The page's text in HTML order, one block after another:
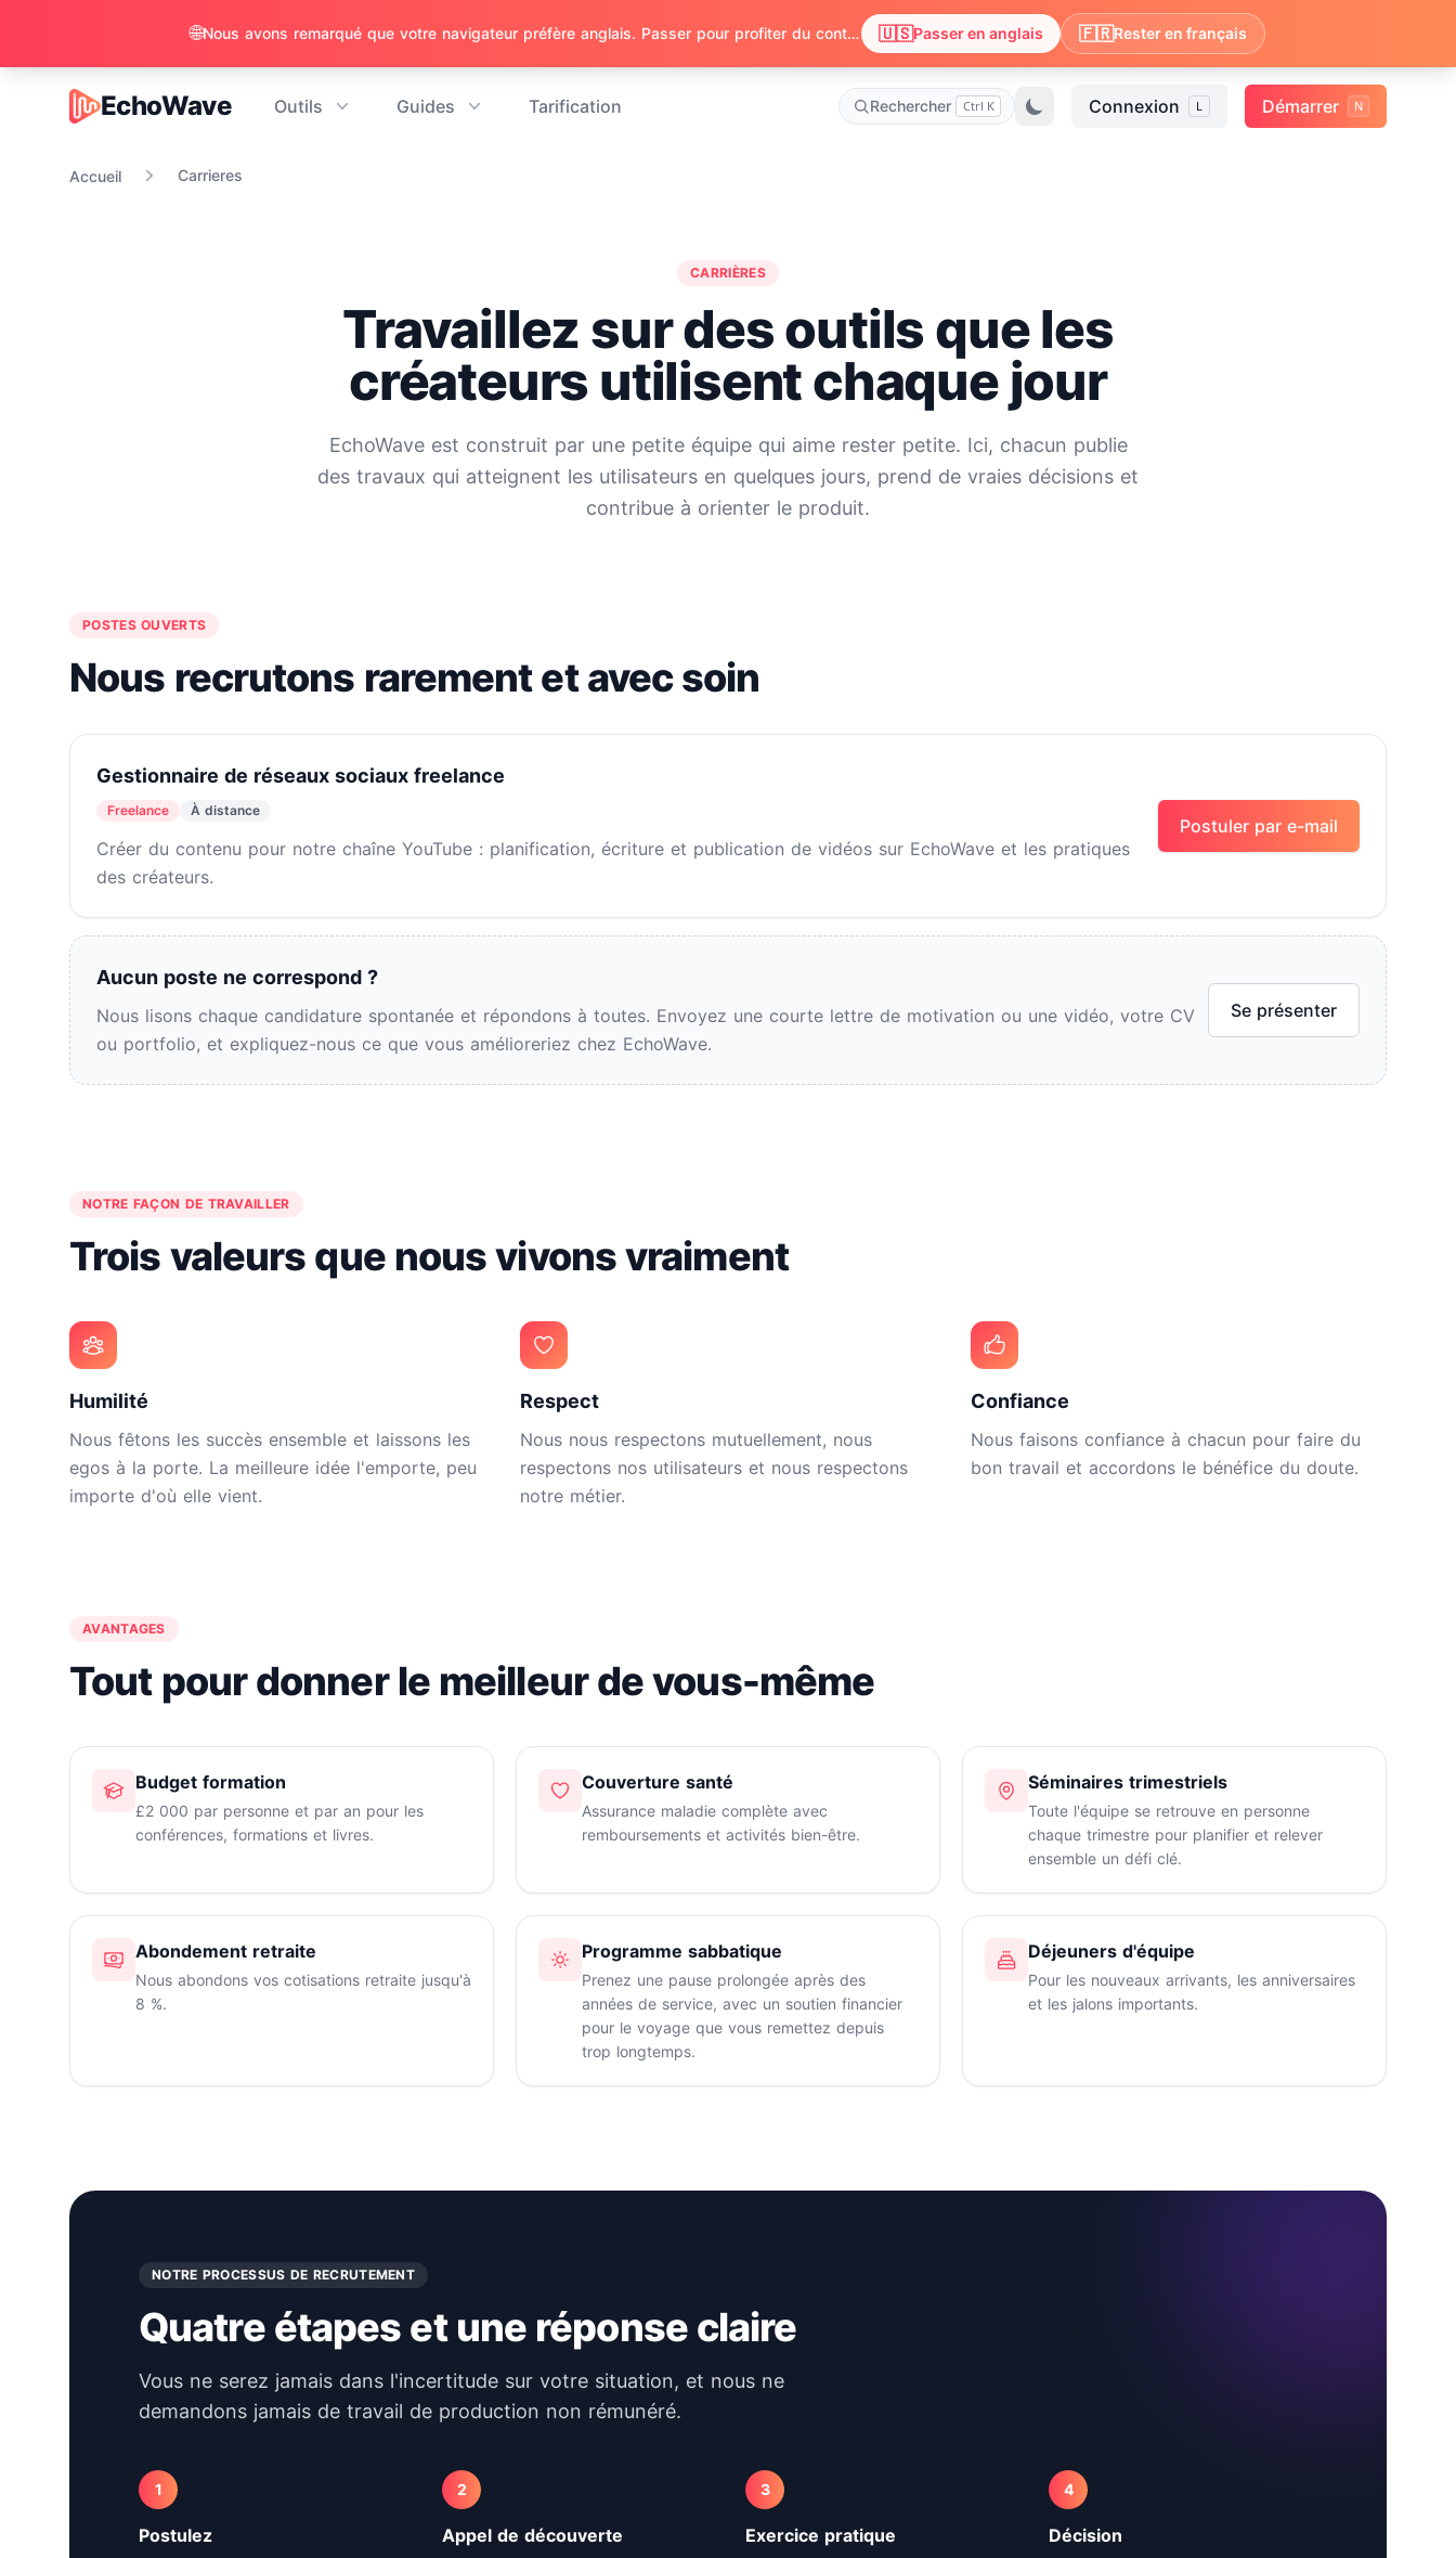
EchoWave
EchoWave Outils Guides Tarification Rechercher Ctrl K Connexion L Démarrer N
Accueil Carrieres
CARRIÈRES
Travaillez sur des outils que les
créateurs utilisent chaque jour
EchoWave est construit par une petite équipe qui aime rester petite. Ici, chacun publie
des travaux qui atteignent les utilisateurs en quelques jours, prend de vraies décisions et
contribue à orienter le produit.
POSTES OUVERTS
Nous recrutons rarement et avec soin
Gestionnaire de réseaux sociaux freelance
Freelance À distance
Créer du contenu pour notre chaîne YouTube : planification, écriture et publication de vidéos sur EchoWave et les pratiques
des créateurs.
Postuler par e-mail
Aucun poste ne correspond ?
Nous lisons chaque candidature spontanée et répondons à toutes. Envoyez une courte lettre de motivation ou une vidéo, votre CV
ou portfolio, et expliquez-nous ce que vous amélioreriez chez EchoWave.
Se présenter
NOTRE FAÇON DE TRAVAILLER
Trois valeurs que nous vivons vraiment
Humilité
Nous fêtons les succès ensemble et laissons les
egos à la porte. La meilleure idée l'emporte, peu
importe d'où elle vient.
Respect
Nous nous respectons mutuellement, nous
respectons nos utilisateurs et nous respectons
notre métier.
Confiance
Nous faisons confiance à chacun pour faire du
bon travail et accordons le bénéfice du doute.
AVANTAGES
Tout pour donner le meilleur de vous-même
Budget formation
£2 000 par personne et par an pour les
conférences, formations et livres.
Couverture santé
Assurance maladie complète avec
remboursements et activités bien-être.
Séminaires trimestriels
Toute l'équipe se retrouve en personne
chaque trimestre pour planifier et relever
ensemble un défi clé.
Abondement retraite
Nous abondons vos cotisations retraite jusqu'à
8 %.
Programme sabbatique
Prenez une pause prolongée après des
années de service, avec un soutien financier
pour le voyage que vous remettez depuis
trop longtemps.
Déjeuners d'équipe
Pour les nouveaux arrivants, les anniversaires
et les jalons importants.
NOTRE PROCESSUS DE RECRUTEMENT
Quatre étapes et une réponse claire
Vous ne serez jamais dans l'incertitude sur votre situation, et nous ne
demandons jamais de travail de production non rémunéré.
1
Postulez
2
Appel de découverte
3
Exercice pratique
4
Décision
🌐 Nous avons remarqué que votre navigateur préfère anglais. Passer pour profiter du contenu en anglais ? 🇺🇸Passer en anglais 🇫🇷Rester en français